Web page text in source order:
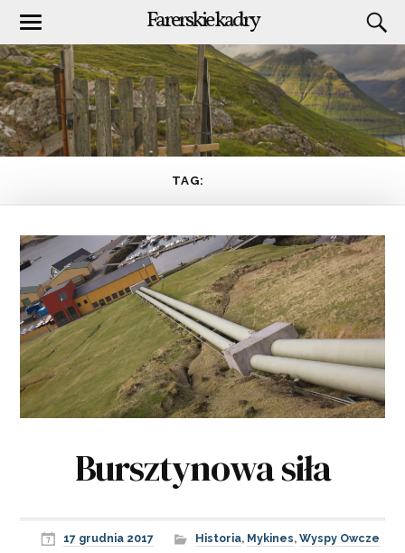
Farerskie kadry
TAG:
Bursztynowa siła
17 grudnia 2017 Historia, Mykines, Wyspy Owcze